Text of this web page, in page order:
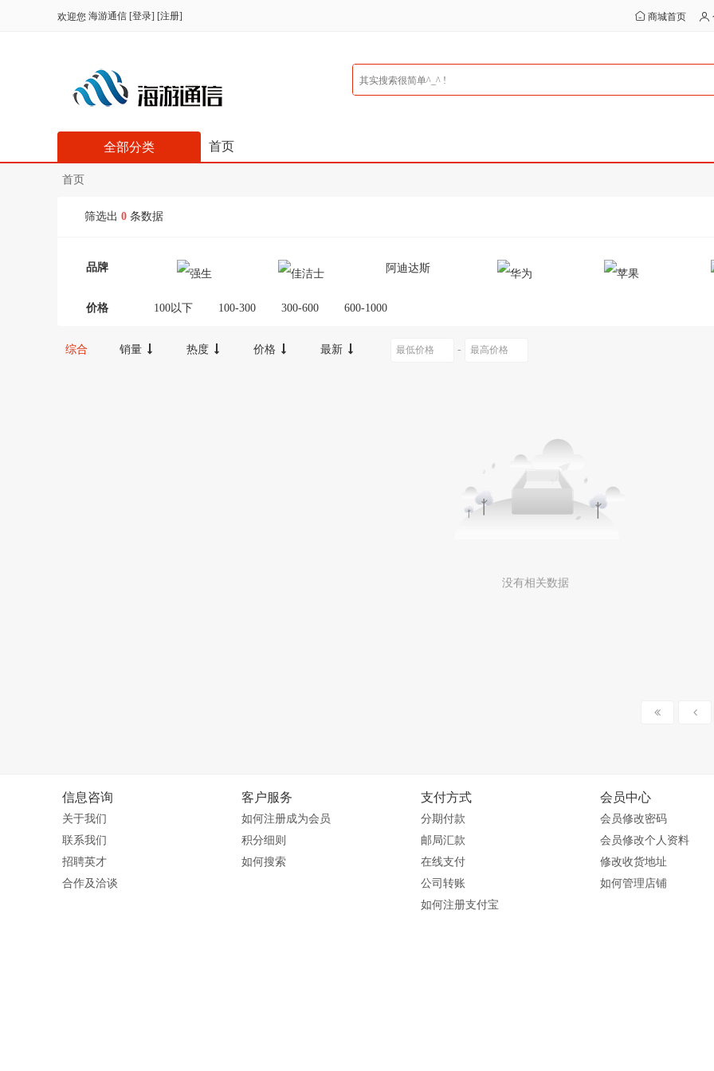
欢迎您 海游通信 [登录] [注册] 商城首页
首页
全部分类
首页
筛选出 0 条数据
品牌 阿迪达斯
价格 100以下 100-300 300-600 600-1000
综合 销量 热度 价格 最新 -
没有相关数据
信息咨询
关于我们
联系我们
招聘英才
合作及洽谈
客户服务
如何注册成为会员
积分细则
如何搜索
支付方式
分期付款
邮局汇款
在线支付
公司转账
如何注册支付宝
会员中心
会员修改密码
会员修改个人资料
修改收货地址
如何管理店铺